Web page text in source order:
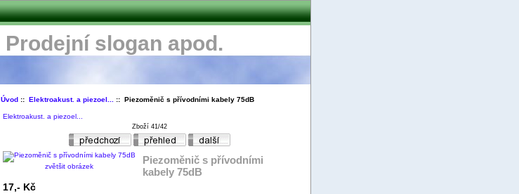
Prodejní slogan apod.
Úvod:: Elektroakust. a piezoel... :: Piezoměnič s přívodními kabely 75dB
Elektroakust. a piezoel...
Zboží 41/42
zvětšit obrázek
Piezoměnič s přívodními
kabely 75dB
17,- Kč